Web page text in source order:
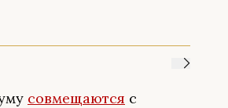
совмещаются с